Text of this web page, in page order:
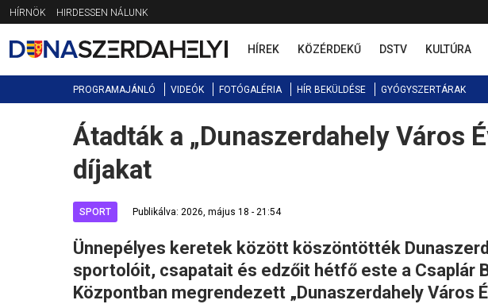
Jump
to
navigation
HÍRNÖK HIRDESSEN NÁLUNK
HÍREK KÖZÉRDEKŰ DSTV KULTÚRA
PROGRAMAJÁNLÓ VIDEÓK FOTÓGALÉRIA HÍR BEKÜLDÉSE GYÓGYSZERTÁRAK
Back
to
top
Átadták a „Dunaszerdahely Város
díjakat
SPORT Publikálva: 2026, május 18 - 21:54
Ünnepélyes keretek között köszöntötték
sportolóit, csapatait és edzőit hétfő este a Csaplár
Központban megrendezett „Dunaszerdahely Város